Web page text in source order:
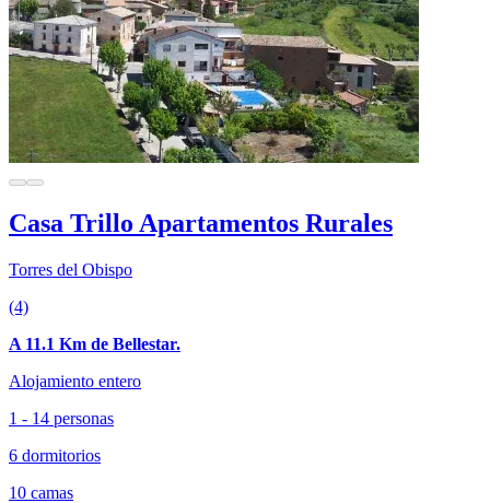
Casa Trillo Apartamentos Rurales
Torres del Obispo
(4)
A 11.1 Km de Bellestar.
Alojamiento entero
1 - 14 personas
6 dormitorios
10 camas